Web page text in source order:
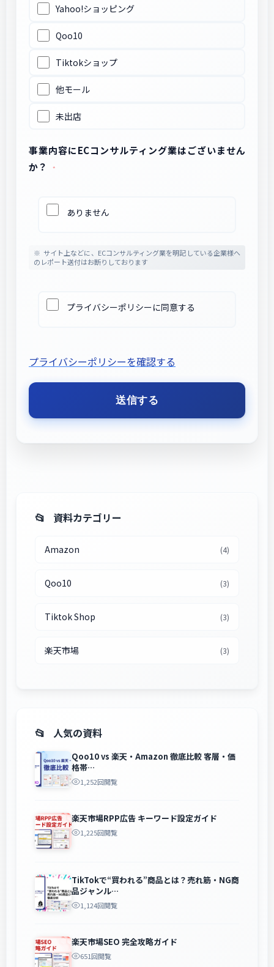
Yahoo!ショッピング
Qoo10
Tiktokショップ
他モール
未出店
事業内容にECコンサルティング業はございません
か？
ありません
サイト上などに、ECコンサルティング業を明記している企業様へ
のレポート送付はお断りしております
プライバシーポリシーに同意する
プライバシーポリシーを確認する
資料カテゴリー
Amazon (4)
Qoo10 (3)
Tiktok Shop (3)
楽天市場 (3)
人気の資料
Qoo10 vs 楽天・Amazon 徹底比較 客層・価
格帯…
1,252回閲覧
楽天市場RPP広告 キーワード設定ガイド
1,225回閲覧
TikTokで“買われる”商品とは？売れ筋・NG商
品ジャンル…
1,124回閲覧
楽天市場SEO 完全攻略ガイド
651回閲覧